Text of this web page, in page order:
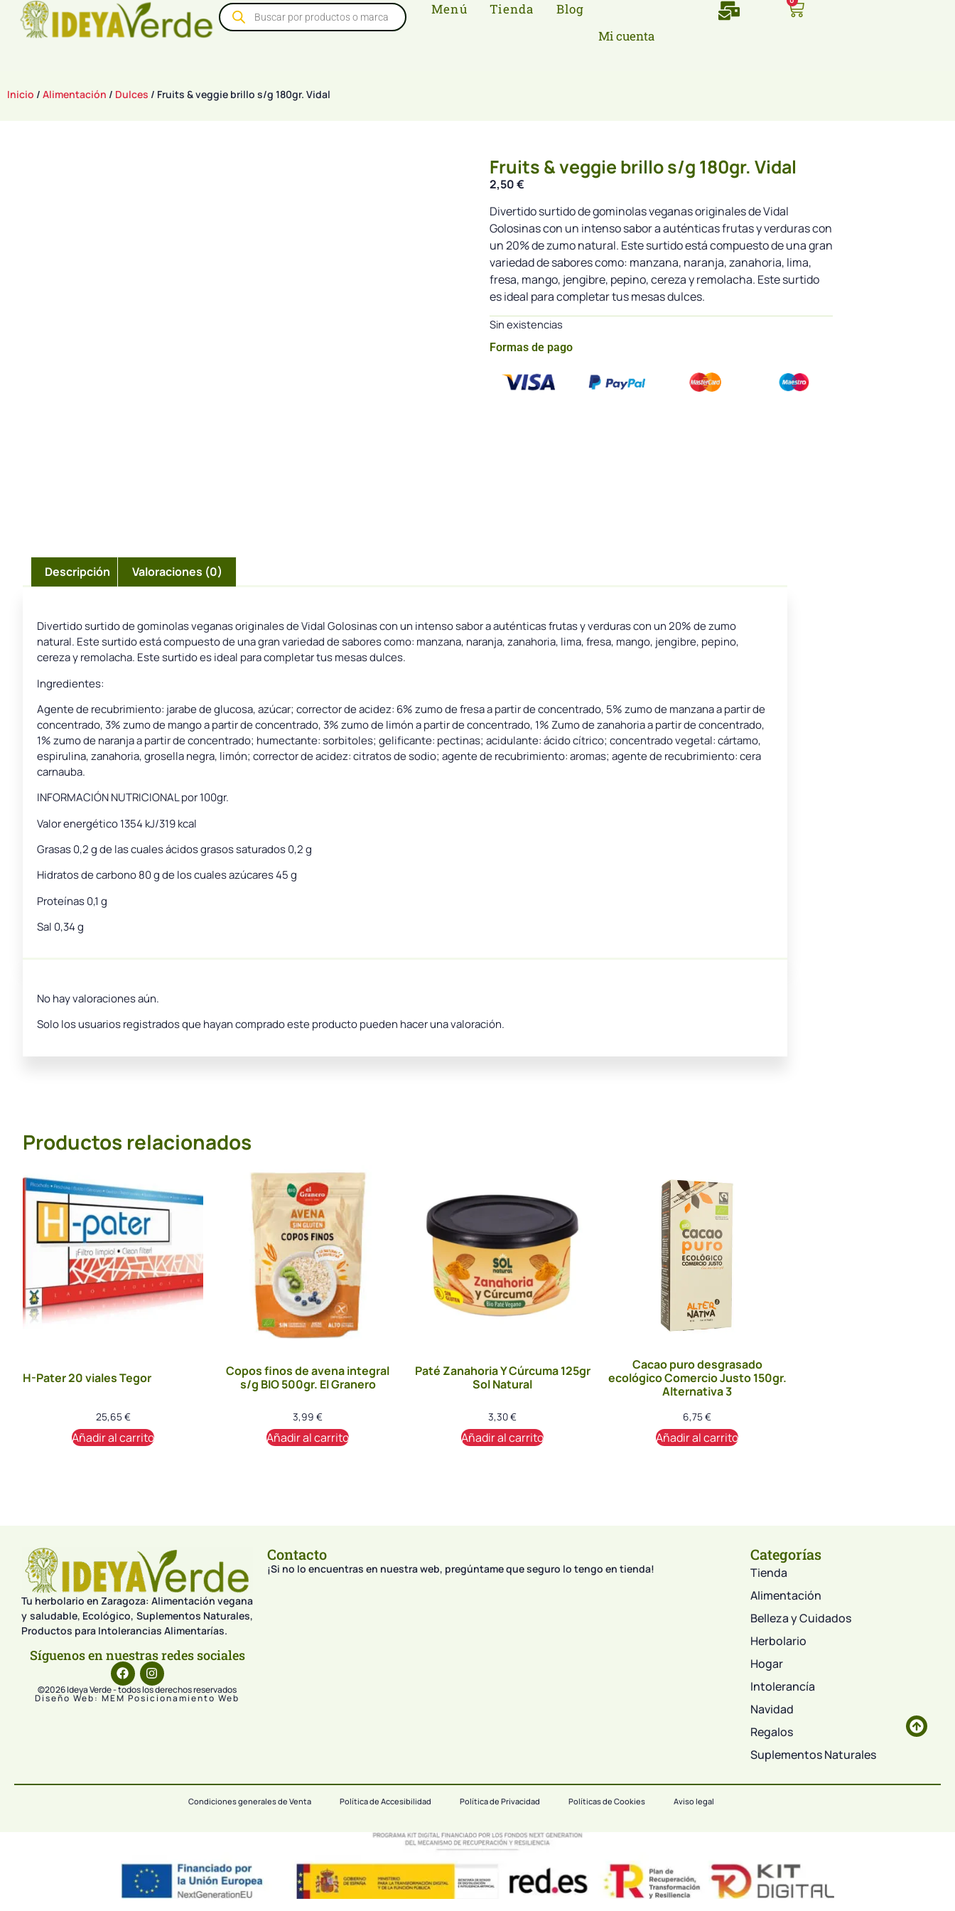
Menú Tienda
Blog
Mi cuenta
Inicio / Alimentación / Dulces / Fruits & veggie brillo s/g 180gr. Vidal
Fruits & veggie brillo s/g 180gr. Vidal
2,50€
Divertido surtido de gominolas veganas originales de Vidal
Golosinas con un intenso sabor a auténticas frutas y verduras con
un 20% de zumo natural. Este surtido está compuesto de una gran
variedad de sabores como: manzana, naranja, zanahoria, lima,
fresa, mango, jengibre, pepino, cereza y remolacha. Este surtido
es ideal para completar tus mesas dulces.
Sin existencias
Formas de pago
Descripción Valoraciones (0)
Divertido surtido de gominolas veganas originales de Vidal Golosinas con un intenso sabor a auténticas frutas y verduras con un 20% de zumo
natural. Este surtido está compuesto de una gran variedad de sabores como: manzana, naranja, zanahoria, lima, fresa, mango, jengibre, pepino,
cereza y remolacha. Este surtido es ideal para completar tus mesas dulces.
Ingredientes:
Agente de recubrimiento: jarabe de glucosa, azúcar; corrector de acidez: 6% zumo de fresa a partir de concentrado, 5% zumo de manzana a partir de
concentrado, 3% zumo de mango a partir de concentrado, 3% zumo de limón a partir de concentrado, 1% Zumo de zanahoria a partir de concentrado,
1% zumo de naranja a partir de concentrado; humectante: sorbitoles; gelificante: pectinas; acidulante: ácido cítrico; concentrado vegetal: cártamo,
espirulina, zanahoria, grosella negra, limón; corrector de acidez: citratos de sodio; agente de recubrimiento: aromas; agente de recubrimiento: cera
carnauba.
INFORMACIÓN NUTRICIONAL por 100gr.
Valor energético 1354 kJ/319 kcal
Grasas 0,2 g de las cuales ácidos grasos saturados 0,2 g
Hidratos de carbono 80 g de los cuales azúcares 45 g
Proteínas 0,1 g
Sal 0,34 g
No hay valoraciones aún.
Solo los usuarios registrados que hayan comprado este producto pueden hacer una valoración.
Productos relacionados
H-Pater 20 viales Tegor
25,65€
Añadir al carrito
Copos finos de avena integral
s/g BIO 500gr. El Granero
3,99 €
Añadir al carrito
Paté Zanahoria Y Cúrcuma 125gr
Sol Natural
3,30€
Añadir al carrito
Cacao puro desgrasado
ecológico Comercio Justo 150gr.
Alternativa 3
6,75€
Añadir al carrito
Tu herbolario en Zaragoza: Alimentación vegana
y saludable, Ecológico, Suplementos Naturales,
Productos para Intolerancias Alimentarías.
Síguenos en nuestras redes sociales
©2026 Ideya Verde - todos los derechos reservados
Diseño Web: MEM Posicionamiento Web
Contacto
¡Si no lo encuentras en nuestra web, pregúntame que seguro lo tengo en tienda!
Categorías
Tienda
Alimentación
Belleza y Cuidados
Herbolario
Hogar
Intolerancía
Navidad
Regalos
Suplementos Naturales
Condiciones generales de Venta Política de Accesibilidad Política de Privacidad Políticas de Cookies Aviso legal